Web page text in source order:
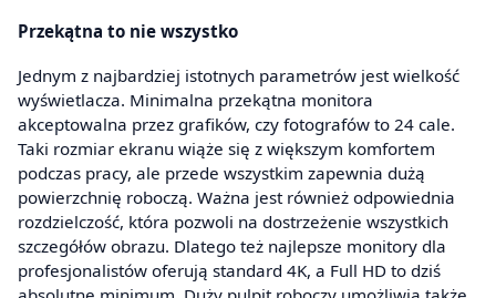
Przekątna to nie wszystko
Jednym z najbardziej istotnych parametrów jest wielkość
wyświetlacza. Minimalna przekątna monitora
akceptowalna przez grafików, czy fotografów to 24 cale.
Taki rozmiar ekranu wiąże się z większym komfortem
podczas pracy, ale przede wszystkim zapewnia dużą
powierzchnię roboczą. Ważna jest również odpowiednia
rozdzielczość, która pozwoli na dostrzeżenie wszystkich
szczegółów obrazu. Dlatego też najlepsze monitory dla
profesjonalistów oferują standard 4K, a Full HD to dziś